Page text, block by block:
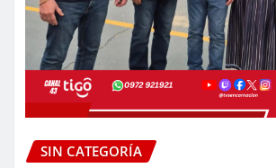
SIN CATEGORÍA